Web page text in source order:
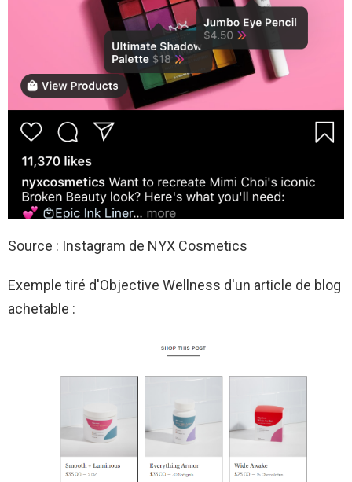
Source : Instagram de NYX Cosmetics
Exemple tiré d'Objective Wellness d'un article de blog
achetable :